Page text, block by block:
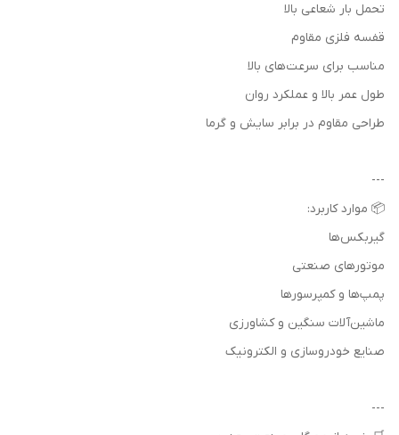
تحمل بار شعاعی بالا
قفسه فلزی مقاوم
مناسب برای سرعت‌های بالا
طول عمر بالا و عملکرد روان
طراحی مقاوم در برابر سایش و گرما
---
📦 موارد کاربرد:
گیربکس‌ها
موتورهای صنعتی
پمپ‌ها و کمپرسورها
ماشین‌آلات سنگین و کشاورزی
صنایع خودروسازی و الکترونیک
---